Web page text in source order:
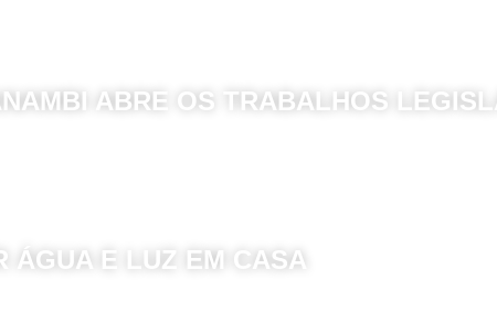
ABRE OS TRABALHOS
ÁGUA E LUZ EM CASA